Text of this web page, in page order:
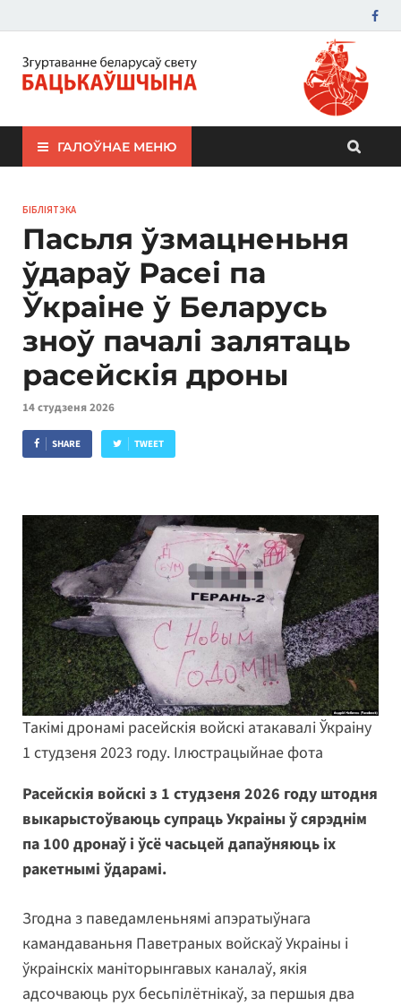
ЗБС "Бацькаўшчына"
ГАЛОЎНАЕ МЕНЮ
БІБЛІЯТЭКА
Пасьля ўзмацненьня
ўдараў Расеі па
Ўкраіне ў Беларусь
зноў пачалі залятаць
расейскія дроны
14 студзеня 2026
SHARE TWEET
Такімі дронамі расейскія войскі атакавалі Ўкраіну
1 студзеня 2023 году. Ілюстрацыйнае фота
Расейскія войскі з 1 студзеня 2026 году штодня
выкарыстоўваюць супраць Украіны ў сярэднім
па 100 дронаў і ўсё часьцей дапаўняюць іх
ракетнымі ўдарамі.
Згодна з паведамленьнямі апэратыўнага
камандаваньня Паветраных войскаў Украіны і
ўкраінскіх маніторынгавых каналаў, якія
адсочваюць рух бесьпілётнікаў, за першыя два